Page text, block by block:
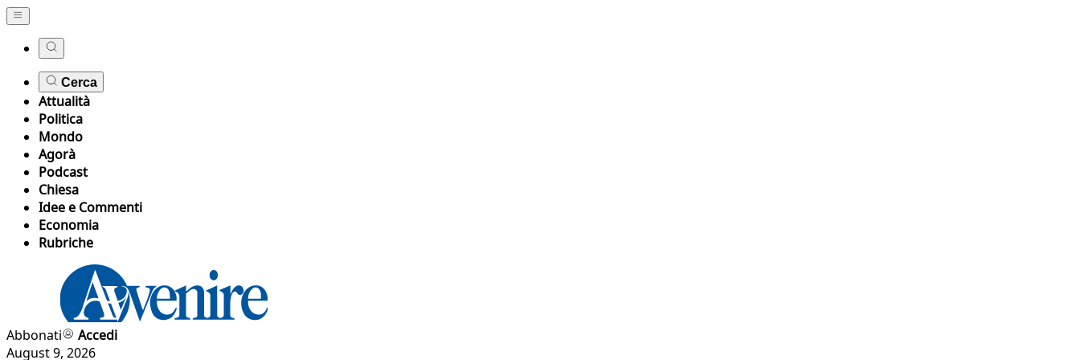
Cerca
Attualità
Politica
Mondo
Agorà
Podcast
Chiesa
Idee e Commenti
Economia
Rubriche
Abbonati
Accedi
August 9, 2026